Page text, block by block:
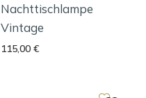
Nachttischlampe
Vintage
115,00 €